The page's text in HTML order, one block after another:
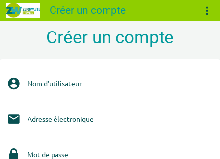
Créer un compte
Créer un compte
Nom d'utilisateur
Adresse électronique
Mot de passe